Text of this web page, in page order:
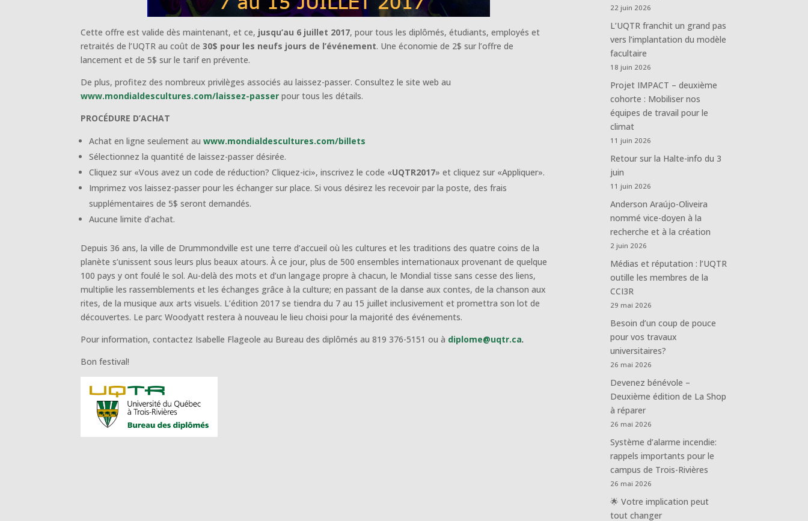
Cette offre est valide dès maintenant, et ce, jusqu’au 6 juillet 2017, pour tous les diplômés, étudiants, employés et
retraités de l’UQTR au coût de30$ pour les neufs jours de l’événement. Une économie de 2$ sur l’offre de
lancement et de 5$ sur le tarif en prévente.
De plus, profitez des nombreux privilèges associés au laissez-passer. Consultez le site web au
www.mondialdescultures.com/laissez-passer pour tous les détails.
PROCÉDURE D’ACHAT
Achat en ligne seulement auwww.mondialdescultures.com/billets
Sélectionnez la quantité de laissez-passer désirée.
Cliquez sur «Vous avez un code de réduction? Cliquez-ici», inscrivez le code «UQTR2017» et cliquez sur «Appliquer».
Imprimez vos laissez-passer pour les échanger sur place. Si vous désirez les recevoir par la poste, des frais
supplémentaires de 5$ seront demandés.
Aucune limite d’achat.
Depuis 36 ans, la ville de Drummondville est une terre d’accueil où les cultures et les traditions des quatre coins de la
planète s’unissent sous leurs plus beaux atours. À ce jour, plus de 500 ensembles internationaux provenant de quelque
100 pays y ont foulé le sol. Au-delà des mots et d’un langage propre à chacun, le Mondial tisse sans cesse des liens,
multiplie les rassemblements et les échanges grâce à la culture; en passant de la danse aux contes, de la chanson aux
rites, de la musique aux arts visuels. L’édition 2017 se tiendra du 7 au 15 juillet inclusivement et promettra son lot de
découvertes. Le parc Woodyatt restera à nouveau le lieu choisi pour la majorité des événements.
Pour information, contactez Isabelle Flageole au Bureau des diplômés au 819 376-5151 ou à diplome@uqtr.ca.
Bon festival!
22 juin 2026
L’UQTR franchit un grand pas
vers l’implantation du modèle
facultaire
18 juin 2026
Projet IMPACT – deuxième
cohorte : Mobiliser nos
équipes de travail pour le
climat
11 juin 2026
Retour sur la Halte-info du 3
juin
11 juin 2026
Anderson Araújo-Oliveira
nommé vice-doyen à la
recherche et à la création
2 juin 2026
Médias et réputation : l’UQTR
outille les membres de la
CCI3R
29 mai 2026
Besoin d’un coup de pouce
pour vos travaux
universitaires?
26 mai 2026
Devenez bénévole –
Deuxième édition de La Shop
à réparer
26 mai 2026
Système d’alarme incendie:
rappels importants pour le
campus de Trois-Rivières
26 mai 2026
🌟 Votre implication peut
tout changer